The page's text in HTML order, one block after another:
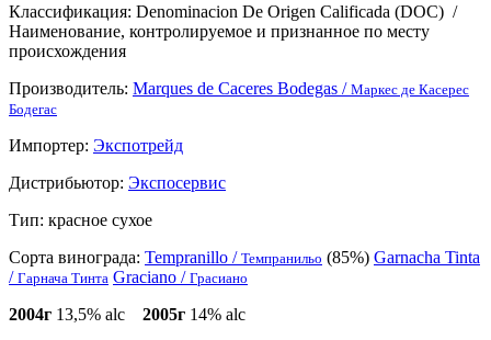
Классификация: Denominacion De Origen Сalificada (DOC) /
Наименование, контролируемое и признанное по месту
происхождения
Производитель: Marques de Caceres Bodegas / Маркес де Касерес
Бодегас
Импортер: Экспотрейд
Дистрибьютор: Экспосервис
Тип: красное сухое
Сорта винограда: Tempranillo / Темпранильо (85%) Garnacha Tinta
/ Гарнача Тинта Graciano / Грасиано
2004г 13,5% alc 2005г 14% alc